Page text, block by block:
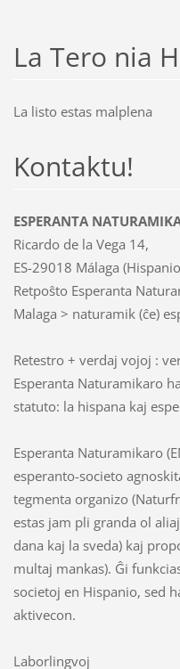
La Tero nia
La listo estas malplena
Kontaktu!
ESPERANTA
Ricardo de la Vega 14,
ES-29018 Málaga
Retpoŝto Esperanta
Malaga > naturamik (ĉe)
Retestro + verdaj vojoj :
Esperanta Naturamikaro
statuto: la hispana kaj
Esperanta Naturamikaro
esperanto-societo
tegmenta organizo
estas jam pli granda ol
dana kaj la sveda) kaj
multaj mankas). Ĝi
societoj en Hispanio, sed
aktivecon.
Laborlingvoj